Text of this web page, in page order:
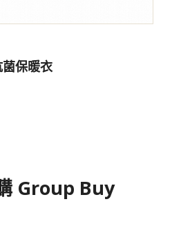
保暖衣
Group Buy